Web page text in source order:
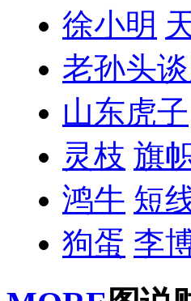
徐小明
老孙头
山东虎子
灵枝 旗
鸿牛 短
狗蛋 李